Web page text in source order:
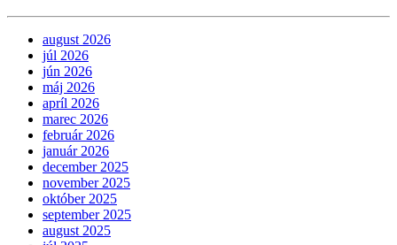
august 2026
júl 2026
jún 2026
máj 2026
apríl 2026
marec 2026
február 2026
január 2026
december 2025
november 2025
október 2025
september 2025
august 2025